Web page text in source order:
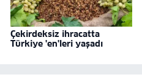
Çekirdeksiz ihracatta
Türkiye 'en'leri yaşadı